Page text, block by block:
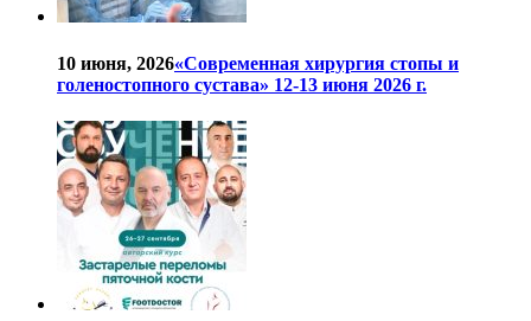
10 июня, 2026«Современная хирургия стопы и
голеностопного сустава» 12-13 июня 2026 г.